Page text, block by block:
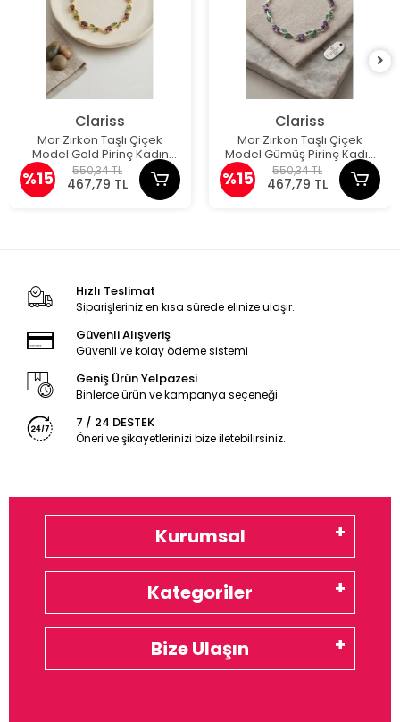
Clariss
Mor Zirkon Taşlı Çiçek
Model Gold Pirinç Kadın
Bileklik
%15 550,34 TL
467,79 TL
Clariss
Mor Zirkon Taşlı Çiçek
Model Gümüş Pirinç Kadın
Bileklik
%15 550,34 TL
467,79 TL
Hızlı Teslimat
Siparişleriniz en kısa sürede elinize ulaşır.
Güvenli Alışveriş
Güvenli ve kolay ödeme sistemi
Geniş Ürün Yelpazesi
Binlerce ürün ve kampanya seçeneği
7 / 24 DESTEK
Öneri ve şikayetlerinizi bize iletebilirsiniz.
Kurumsal
Kategoriler
Bize Ulaşın